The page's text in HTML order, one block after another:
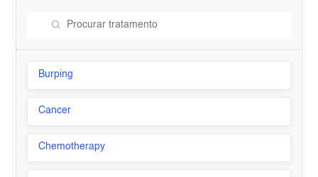
Burping
Cancer
Chemotherapy